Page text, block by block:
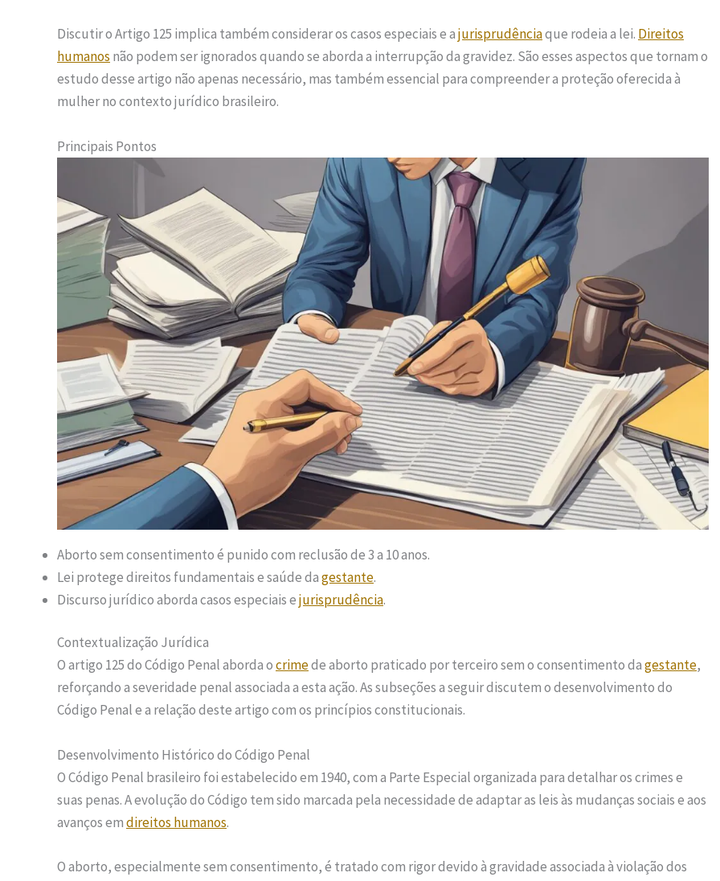
Discutir o Artigo 125 implica também considerar os casos especiais e ajurisprudênciaque rodeia a lei. Direitos
humanos não podem ser ignorados quando se aborda a interrupção da gravidez. São esses aspectos que tornam o
estudo desse artigo não apenas necessário, mas também essencial para compreender a proteção oferecida à
mulher no contexto jurídico brasileiro.
Principais Pontos
Aborto sem consentimento é punido com reclusão de 3 a 10 anos.
Lei protege direitos fundamentais e saúde dagestante.
Discurso jurídico aborda casos especiais ejurisprudência.
Contextualização Jurídica
O artigo 125 do Código Penal aborda ocrimede aborto praticado por terceiro sem o consentimento dagestante,
reforçando a severidade penal associada a esta ação. As subseções a seguir discutem o desenvolvimento do
Código Penal e a relação deste artigo com os princípios constitucionais.
Desenvolvimento Histórico do Código Penal
O Código Penal brasileiro foi estabelecido em 1940, com a Parte Especial organizada para detalhar os crimes e
suas penas. A evolução do Código tem sido marcada pela necessidade de adaptar as leis às mudanças sociais e aos
avanços emdireitos humanos.
O aborto, especialmente sem consentimento, é tratado com rigor devido à gravidade associada à violação dos